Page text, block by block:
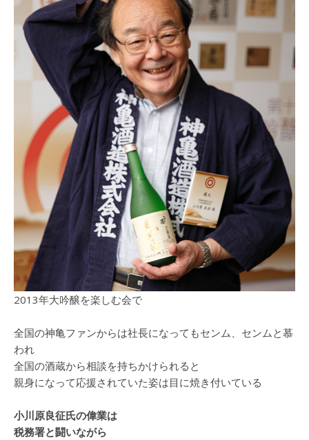
2013年大吟醸を楽しむ会で
全国の神亀ファンからは社長になってもセンム、センムと慕
われ
全国の酒蔵から相談を持ちかけられると
親身になって応援されていた姿は目に焼き付いている
小川原良征氏の偉業は
税務署と闘いながら